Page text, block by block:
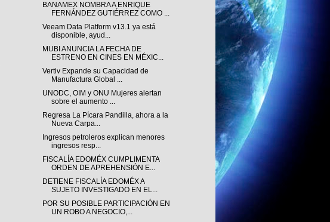
BANAMEX NOMBRA A ENRIQUE
FERNÁNDEZ GUTIÉRREZ COMO ...
Veeam Data Platform v13.1 ya está
disponible, ayud...
MUBI ANUNCIA LA FECHA DE
ESTRENO EN CINES EN MÉXIC...
Vertiv Expande su Capacidad de
Manufactura Global ...
UNODC, OIM y ONU Mujeres alertan
sobre el aumento ...
Regresa La Pícara Pandilla, ahora a la
Nueva Carpa...
Ingresos petroleros explican menores
ingresos resp...
FISCALÍA EDOMÉX CUMPLIMENTA
ORDEN DE APREHENSIÓN E...
DETIENE FISCALÍA EDOMÉX A
SUJETO INVESTIGADO EN EL...
POR SU POSIBLE PARTICIPACIÓN EN
UN ROBO A NEGOCIO,...